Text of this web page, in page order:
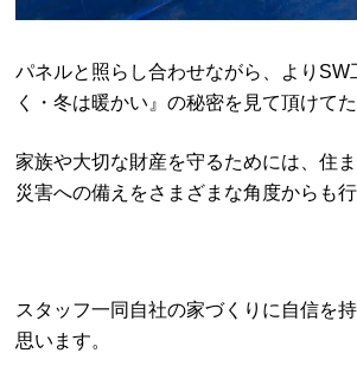
パネルと照らし合わせながら、よりSW
く・冬は暖かい』の秘密を見て頂けて
家族や大切な財産を守るためには、住
災害への備えをさまざまな角度からも行
スタッフ一同自社の家づくりに自信を
思います。